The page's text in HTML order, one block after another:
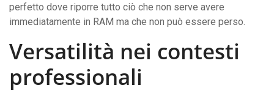
perfetto dove riporre tutto ciò che non serve avere
immediatamente in RAM ma che non può essere perso.
Versatilità nei contesti
professionali